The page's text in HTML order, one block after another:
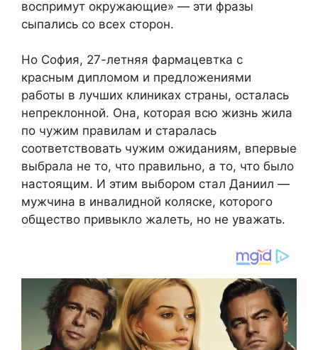
воспримут окружающие» — эти фразы
сыпались со всех сторон.
Но София, 27-летняя фармацевтка с
красным дипломом и предложениями
работы в лучших клиниках страны, осталась
непреклонной. Она, которая всю жизнь жила
по чужим правилам и старалась
соответствовать чужим ожиданиям, впервые
выбрала не то, что правильно, а то, что было
настоящим. И этим выбором стал Даниил —
мужчина в инвалидной коляске, которого
общество привыкло жалеть, но не уважать.